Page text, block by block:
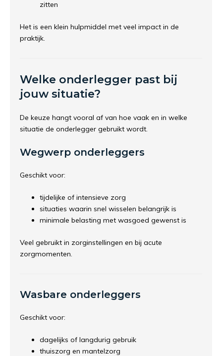
zitten
Het is een klein hulpmiddel met veel impact in de
praktijk.
Welke onderlegger past bij
jouw situatie?
De keuze hangt vooral af van hoe vaak en in welke
situatie de onderlegger gebruikt wordt.
Wegwerp onderleggers
Geschikt voor:
tijdelijke of intensieve zorg
situaties waarin snel wisselen belangrijk is
minimale belasting met wasgoed gewenst is
Veel gebruikt in zorginstellingen en bij acute
zorgmomenten.
Wasbare onderleggers
Geschikt voor:
dagelijks of langdurig gebruik
thuiszorg en mantelzorg